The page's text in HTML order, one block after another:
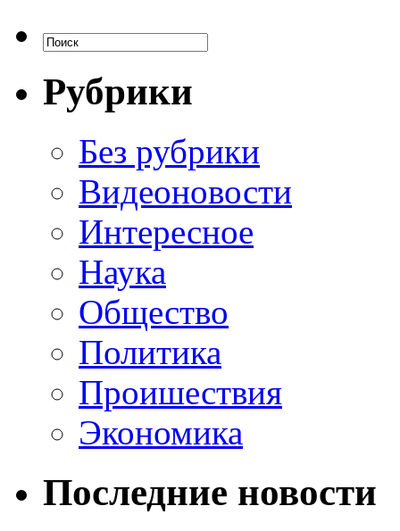
Рубрики
Без рубрики
Видеоновости
Интересное
Наука
Общество
Политика
Проишествия
Экономика
Последние новости